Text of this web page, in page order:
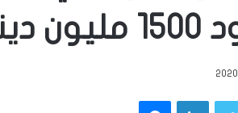
تويتر لينكدإن ماسنجر